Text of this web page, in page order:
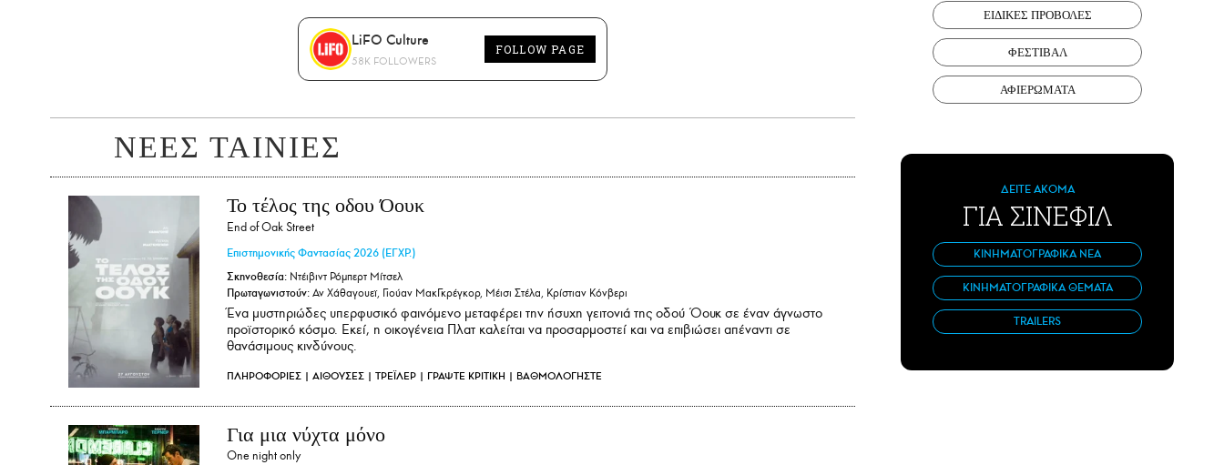
LiFO Culture
58K FOLLOWERS
FOLLOW PAGE
ΝΕΕΣ ΤΑΙΝΙΕΣ
Το τέλος της οδου Όουκ
End of Oak Street
Επιστημονικής Φαντασίας2026 (ΕΓΧΡ.)
Σκηνοθεσία: Ντέιβιντ Ρόμπερτ Μίτσελ
Πρωταγωνιστούν: Αν Χάθαγουεϊ, Γιούαν ΜακΓκρέγκορ, Μέισι Στέλα, Κρίστιαν Κόνβερι
Ένα μυστηριώδες υπερφυσικό φαινόμενο μεταφέρει την ήσυχη γειτονιά της οδού Όουκ σε έναν άγνωστο
προϊστορικό κόσμο. Εκεί, η οικογένεια Πλατ καλείται να προσαρμοστεί και να επιβιώσει απέναντι σε
θανάσιμους κινδύνους.
ΠΛΗΡΟΦΟΡΙΕΣ | ΑΙΘΟΥΣΕΣ | ΤΡΕΪΛΕΡ | ΓΡΑΨΤΕ ΚΡΙΤΙΚΗ | ΒΑΘΜΟΛΟΓΗΣΤΕ
Για μια νύχτα μόνο
One night only
ΕΙΔΙΚΕΣ ΠΡΟΒΟΛΕΣ
ΦΕΣΤΙΒΑΛ
ΑΦΙΕΡΩΜΑΤΑ
ΔΕΙΤΕ ΑΚΟΜΑ
ΓΙΑ ΣΙΝΕΦΙΛ
ΚΙΝΗΜΑΤΟΓΡΑΦΙΚΑ ΝΕΑ
ΚΙΝΗΜΑΤΟΓΡΑΦΙΚΑ ΘΕΜΑΤΑ
TRAILERS